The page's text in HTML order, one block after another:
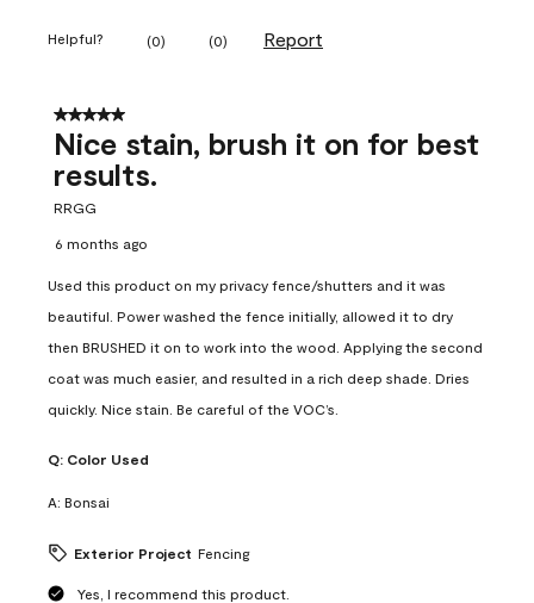
Helpful? (0) (0) Report
5 out of 5 stars.
Nice stain, brush it on for best
results.
RRGG
6 months ago
Used this product on my privacy fence/shutters and it was
beautiful. Power washed the fence initially, allowed it to dry
then BRUSHED it on to work into the wood. Applying the second
coat was much easier, and resulted in a rich deep shade. Dries
quickly. Nice stain. Be careful of the VOC’s.
Q: Color Used
A: Bonsai
Exterior Project Fencing
Yes, I recommend this product.